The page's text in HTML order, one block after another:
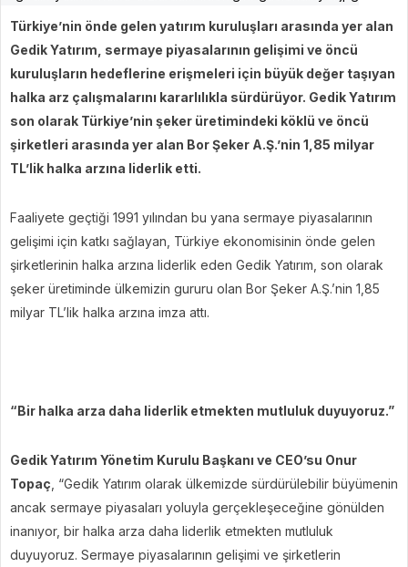
Türkiye’nin önde gelen yatırım kuruluşları arasında yer alan
Gedik Yatırım, sermaye piyasalarının gelişimi ve öncü
kuruluşların hedeflerine erişmeleri için büyük değer taşıyan
halka arz çalışmalarını kararlılıkla sürdürüyor. Gedik Yatırım
son olarak Türkiye’nin şeker üretimindeki köklü ve öncü
şirketleri arasında yer alan Bor Şeker A.Ş.’nin 1,85 milyar
TL’lik halka arzına liderlik etti.
Faaliyete geçtiği 1991 yılından bu yana sermaye piyasalarının
gelişimi için katkı sağlayan, Türkiye ekonomisinin önde gelen
şirketlerinin halka arzına liderlik eden Gedik Yatırım, son olarak
şeker üretiminde ülkemizin gururu olan Bor Şeker A.Ş.’nin 1,85
milyar TL’lik halka arzına imza attı.
“Bir halka arza daha liderlik etmekten mutluluk duyuyoruz.”
Gedik Yatırım Yönetim Kurulu Başkanı ve CEO’su Onur
Topaç , “Gedik Yatırım olarak ülkemizde sürdürülebilir büyümenin
ancak sermaye piyasaları yoluyla gerçekleşeceğine gönülden
inanıyor, bir halka arza daha liderlik etmekten mutluluk
duyuyoruz. Sermaye piyasalarının gelişimi ve şirketlerin